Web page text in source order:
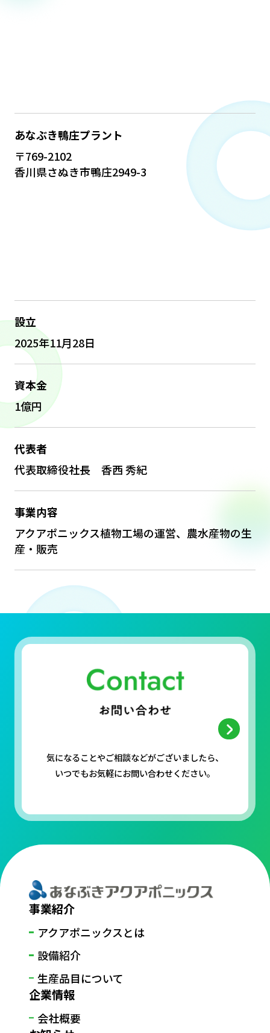
あなぶき鴨庄プラント
〒769-2102
香川県さぬき市鴨庄2949-3
設立
2025年11月28日
資本金
1億円
代表者
代表取締役社長 香西 秀紀
事業内容
アクアポニックス植物工場の運営、農水産物の生
産・販売
気になることやご相談などがございましたら、
いつでもお気軽にお問い合わせください。
事業紹介
アクアポニックスとは
設備紹介
生産品目について
企業情報
会社概要